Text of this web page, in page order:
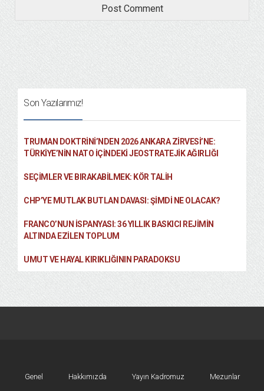
Son Yazılarımız!
TRUMAN DOKTRINI’NDEN 2026 ANKARA ZIRVESI’NE:
TÜRKIYE’NIN NATO İÇINDEKI JEOSTRATEJIK AĞIRLIĞI
SEÇIMLER VE BIRAKABILMEK: KÖR TALIH
CHP’YE MUTLAK BUTLAN DAVASI: ŞİMDİ NE OLACAK?
FRANCO’NUN İSPANYASI: 36 YILLIK BASKICI REJIMIN
ALTINDA EZILEN TOPLUM
UMUT VE HAYAL KIRIKLIĞININ PARADOKSU
Genel Hakkımızda Yayın Kadromuz Mezunlar